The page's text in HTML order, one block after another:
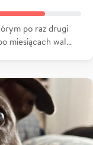
po raz drugi
miesiącach wal…